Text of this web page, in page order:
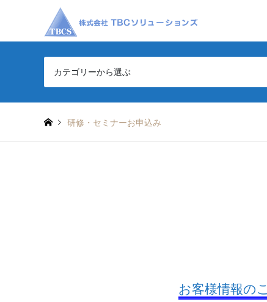
カテゴリーから選ぶ
研修・セミナーお申込み
お客様情報の